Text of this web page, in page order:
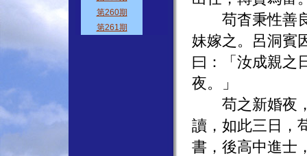
苟杳秉性善良
妹嫁之。呂洞賓
曰：「汝成親之
夜。」
苟之新婚夜，
讀，如此三日，
書，後高中進士